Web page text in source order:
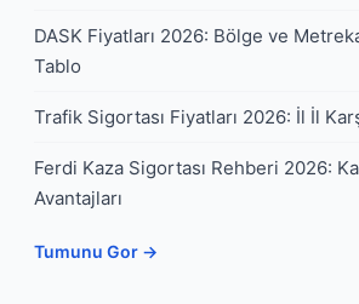
DASK Fiyatları 2026: Bölge ve
Tablo
Trafik Sigortası Fiyatları 2026: İl İl
Ferdi Kaza Sigortası Rehberi 2026:
Avantajları
Tumunu Gor →